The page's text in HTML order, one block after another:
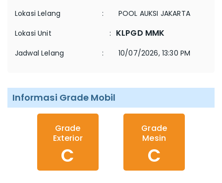
Lokasi Lelang :
POOL AUKSI JAKARTA
Lokasi Unit
: KLPGD MMK
Jadwal Lelang : 10/07/2026, 13:30 PM
Informasi Grade Mobil
Grade
Exterior
C
Grade
Mesin
C